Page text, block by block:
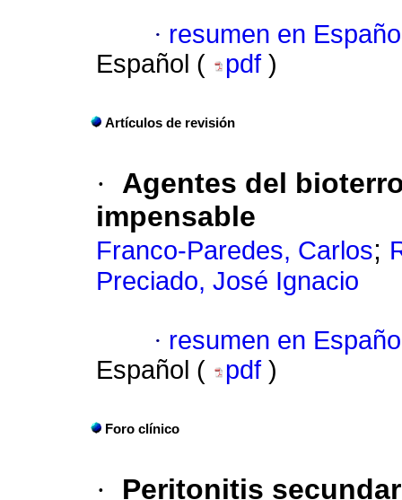
· resumen en
Español (
pdf )
Artículos de revisión
·
Agentes del
impensable
Franco-Paredes, Carlos;
Preciado, José Ignacio
· resumen en
Español (
pdf )
Foro clínico
· Peritonitis